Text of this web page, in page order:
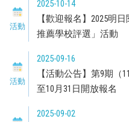
活動
2025-10-14
【歡迎報名】2025明
推薦學校評選」活動
活動
2025-09-16
【活動公告】第9期（
至10月31日開放報名
2025-09-02